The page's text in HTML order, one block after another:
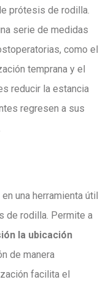
prótesis de rodilla.
serie de medidas
como el
temprana y el
reducir la estancia
regresen a sus
una herramienta útil
de rodilla. Permite a
la ubicación
de manera
facilita el